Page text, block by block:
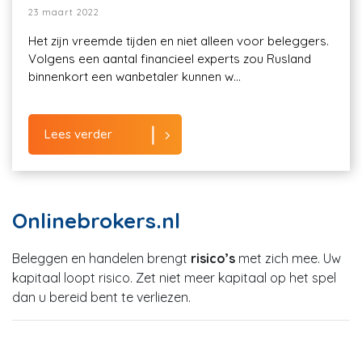
23 maart 2022
Het zijn vreemde tijden en niet alleen voor beleggers.
Volgens een aantal financieel experts zou Rusland
binnenkort een wanbetaler kunnen w...
Lees verder
Onlinebrokers.nl
Beleggen en handelen brengt risico’s met zich mee. Uw
kapitaal loopt risico. Zet niet meer kapitaal op het spel
dan u bereid bent te verliezen.